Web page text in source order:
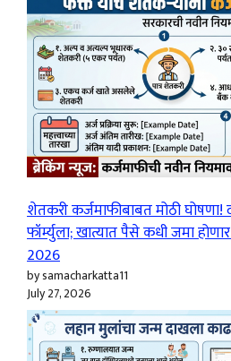
शेतकरी कर्जमाफीबाबत मोठी घोषणा!
फॉर्म्युला; खात्यात पैसे कधी जमा
2026
by samacharkatta11
July 27, 2026